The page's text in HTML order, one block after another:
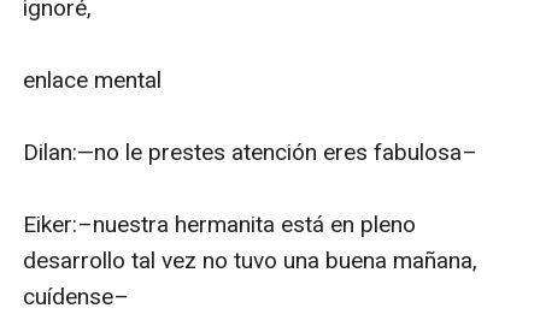
ignoré,
enlace mental
Dilan:—no le prestes atención eres fabulosa–
Eiker:–nuestra hermanita está en pleno
desarrollo tal vez no tuvo una buena mañana,
cuídense–